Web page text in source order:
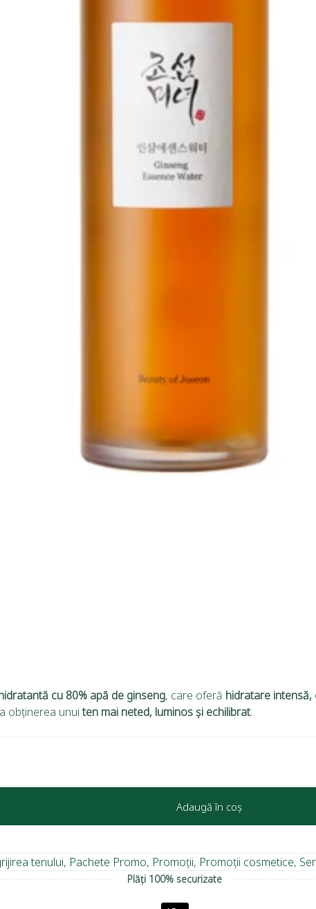
cu 80% apă de ginseng, care oferă hidratare intensă,
obținerea unuiten mai neted, luminos și echilibrat.
Adaugă în coș
tenului, Pachete Promo, Promoții, Promoții cosmetice,
Plăți 100% securizate